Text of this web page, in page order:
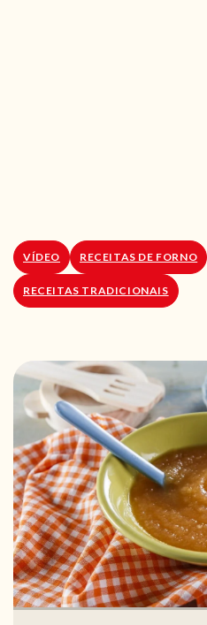
VÍDEO RECEITAS DE FORNO
RECEITAS TRADICIONAIS